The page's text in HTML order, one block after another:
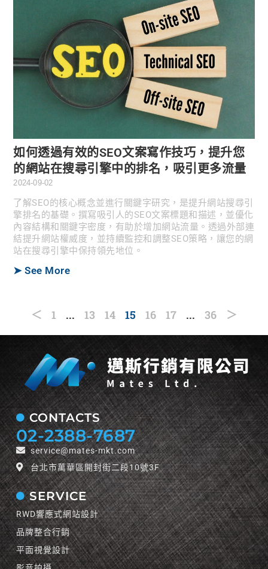
如何透過有效的SEO文案寫作技巧，提升您
的網站在搜尋引擎中的排名，吸引更多流量
2024-09-02
了解SEO的核心概念並進行關鍵字研究，是提升網站搜尋引
擎排名的基礎。撰寫吸引人的SEO文案標題和描述，並優化
內容結構和關鍵字密度，有助於增加網站流量。透過外部連
結提升網站權威度，並持續監控和調整SEO策略，讓您的網
站在搜尋引擎中保持領先地位。
➤ See More
＜ 1 ... 13 14 15 16 17 ... 36 ＞
CONTACTS
02-2388-7687
service@mates-mkt.com
台北市萬華區開封街二段10號3F
SERVICE
RWD響應式網站設計
品牌整合行銷
平面視覺設計